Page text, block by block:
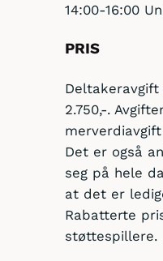
14:00-16:00
PRIS
2.750,-.
Det er også
seg på hele
at det er
Rabatterte
støttespillere.